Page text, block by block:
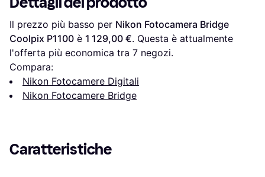
Il prezzo più basso per Nikon Fotocamera Bridge
Coolpix P1100 è 1 129,00 €. Questa è attualmente
l'offerta più economica tra 7 negozi.
Compara:
Nikon Fotocamere Digitali
Nikon Fotocamere Bridge
Caratteristiche